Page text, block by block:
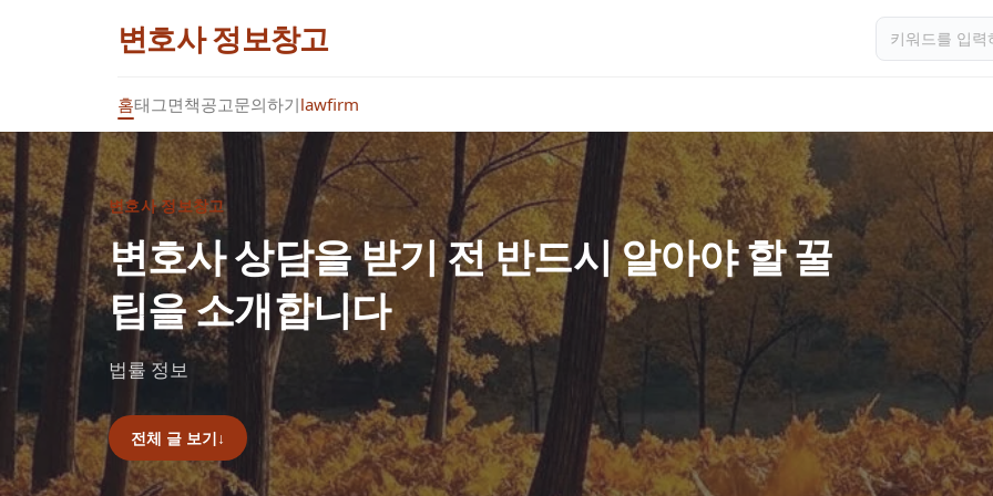
변호사 정보창고
홈태그면책공고문의하기lawfirm
변호사 정보창고
변호사 상담을 받기 전 반드시 알아야 할 꿀
팁을 소개합니다
법률 정보
전체 글 보기↓